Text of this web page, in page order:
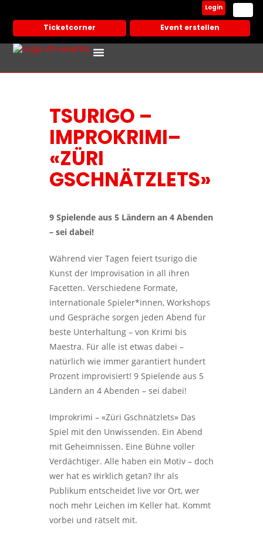
Ticketcorner Event erstellen
Login
TSURIGO –
IMPROKRIMI–
«ZÜRI
GSCHNÄTZLETS»
9 Spielende aus 5 Ländern an 4 Abenden
– sei dabei!
Während vier Tagen feiert tsurigo die
Kunst der Improvisation in all ihren
Facetten. Verschiedene Formate,
internationale Spieler*innen, Workshops
und Gespräche sorgen jeden Abend für
beste Unterhaltung – von Krimi bis
Maestra. Für alle ist etwas dabei –
natürlich wie immer garantiert hundert
Prozent improvisiert! 9 Spielende aus 5
Ländern an 4 Abenden – sei dabei!
Improkrimi – «Züri Gschnätzlets» Das
Spiel mit den Unwissenden. Ein Abend
mit Geheimnissen. Eine Bühne voller
Verdächtiger. Alle haben ein Motiv – doch
wer hat es wirklich getan? Ihr als
Publikum entscheidet live vor Ort, wer
noch mehr Leichen im Keller hat. Kommt
vorbei und rätselt mit.